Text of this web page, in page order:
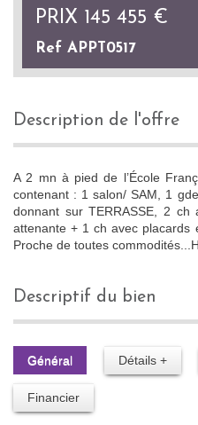
PRIX 145 455 €
Ref APPT0517
description de l'offre
A 2 mn à pied de l’École
contenant : 1 salon/ SAM, 1
donnant sur TERRASSE, 2
attenante + 1 ch avec placards
Proche de toutes
descriptif du bien
Général Détails +
Financier